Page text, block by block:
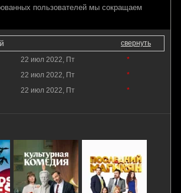
пользователей мы сокращаем
свернуть
22 июл 2022, Пт
*
22 июл 2022, Пт
*
22 июл 2022, Пт *